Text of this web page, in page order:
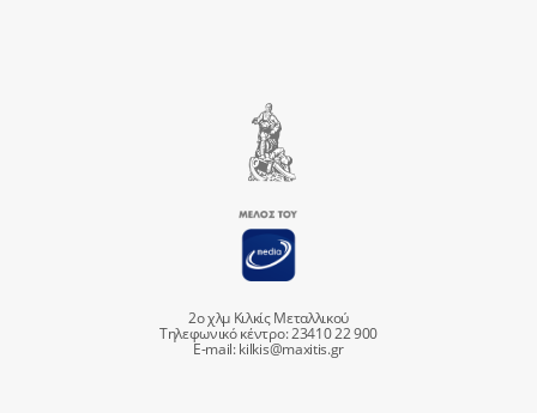
2ο χλμ Κιλκίς Μεταλλικού
Τηλεφωνικό κέντρο: 23410 22 900
E-mail:kilkis@maxitis.gr